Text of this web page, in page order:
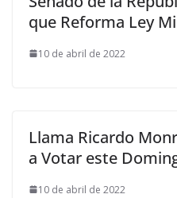
que Reforma Ley
10 de abril de 2022
Llama Ricardo
a Votar este
10 de abril de 2022